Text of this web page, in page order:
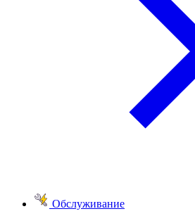
Обслуживание